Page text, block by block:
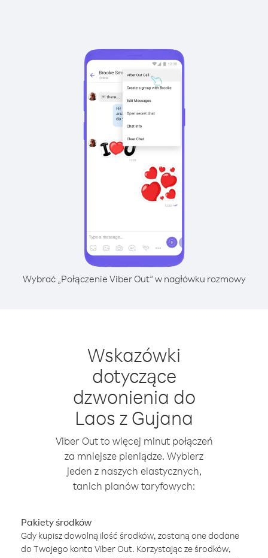
Wybrać „Połączenie Viber Out” w nagłówku rozmowy
Wskazówki
dotyczące
dzwonienia do
Laos z Gujana
Viber Out to więcej minut połączeń
za mniejsze pieniądze. Wybierz
jeden z naszych elastycznych,
tanich planów taryfowych:
Pakiety środków
Gdy kupisz dowolną ilość środków, zostaną one dodane
do Twojego konta Viber Out. Korzystając ze środków,